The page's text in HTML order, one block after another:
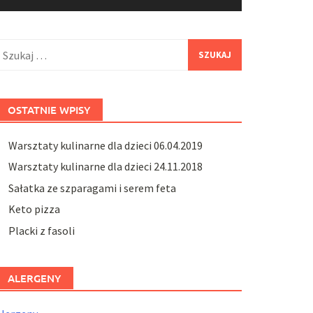
OSTATNIE WPISY
Warsztaty kulinarne dla dzieci 06.04.2019
Warsztaty kulinarne dla dzieci 24.11.2018
Sałatka ze szparagami i serem feta
Keto pizza
Placki z fasoli
ALERGENY